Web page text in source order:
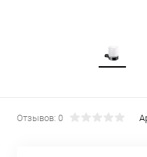
Отзывов: 0